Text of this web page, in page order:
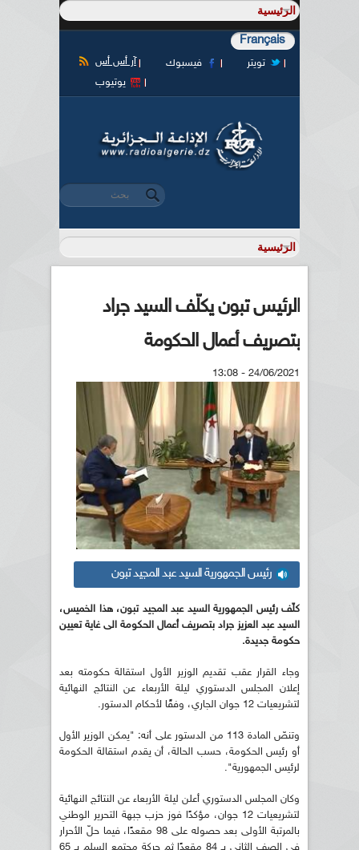
Français
آر أس أس فيسبوك
تويتر
يوتيوب
استمارة البحث
‏بحث ‏
الرئيس تبون يكلّف السيد جراد
بتصريف أعمال الحكومة
24/06/2021 - 13:08
رئيس الجمهورية السيد عبد المجيد تبون
كلّف رئيس الجمهورية السيد عبد المجيد تبون، هذا الخميس،
السيد عبد العزيز جراد بتصريف أعمال الحكومة الى غاية تعيين
حكومة جديدة.
وجاء القرار عقب تقديم الوزير الأول استقالة حكومته بعد
إعلان المجلس الدستوري ليلة الأربعاء عن النتائج النهائية
لتشريعيات 12 جوان الجاري، وفقًا لأحكام الدستور.
وتنصّ المادة 113 من الدستور على أنه: "يمكن الوزير الأول
أو رئيس الحكومة، حسب الحالة، أن يقدم استقالة الحكومة
لرئيس الجمهورية".
وكان المجلس الدستوري أعلن ليلة الأربعاء عن النتائج النهائية
لتشريعيات 12 جوان، مؤكدًا فوز حزب جبهة التحرير الوطني
بالمرتبة الأولى بعد حصوله على 98 مقعدًا، فيما حلّ الأحرار
في الصف الثاني بـ 84 مقعدًا ثم حركة مجتمع السلم بـ 65